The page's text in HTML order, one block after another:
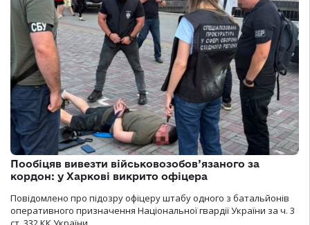
Пообіцяв вивезти військовозобов’язаного за
кордон: у Харкові викрито офіцера
Повідомлено про підозру офіцеру штабу одного з батальйонів
оперативного призначення Національної гвардії України за ч. 3